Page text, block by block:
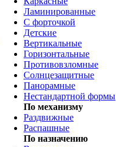
Ламинированные
С форточкой
Детские
Вертикальные
Горизонтальные
Противовзломные
Солнцезащитные
Панорамные
Нестандартной формы
По механизму
Раздвижные
Распашные
По назначению